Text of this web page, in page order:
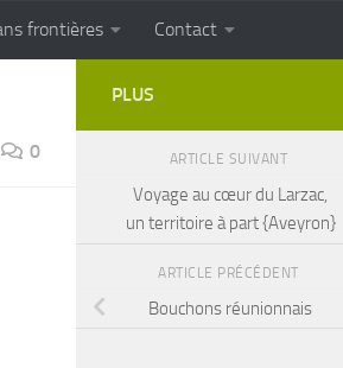
Cuisine populaire des terroirs
frontières Contact
0
PLUS
ARTICLE SUIVANT
Voyage au cœur du Larzac,
un territoire à part {Aveyron}
ARTICLE PRÉCÉDENT
Bouchons réunionnais